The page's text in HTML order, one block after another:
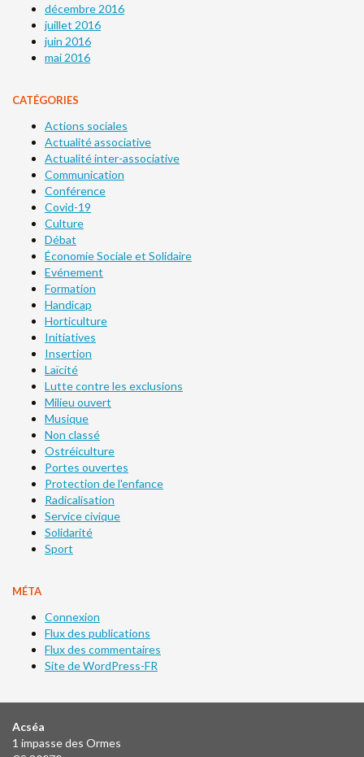
décembre 2016
juillet 2016
juin 2016
mai 2016
CATÉGORIES
Actions sociales
Actualité associative
Actualité inter-associative
Communication
Conférence
Covid-19
Culture
Débat
Économie Sociale et Solidaire
Evénement
Formation
Handicap
Horticulture
Initiatives
Insertion
Laïcité
Lutte contre les exclusions
Milieu ouvert
Musique
Non classé
Ostréiculture
Portes ouvertes
Protection de l'enfance
Radicalisation
Service civique
Solidarité
Sport
MÉTA
Connexion
Flux des publications
Flux des commentaires
Site de WordPress-FR
Acséa
1 impasse des Ormes